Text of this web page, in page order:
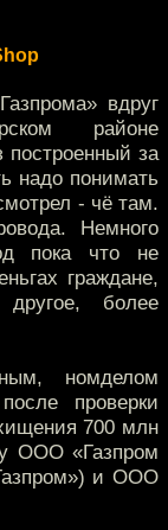
вдруг
районе
построенный за
надо понимать
- чё там.
Немного
пока что не
граждане,
более
номделом
проверки
700 млн
ООО «Газпром
и ООО